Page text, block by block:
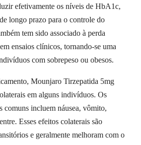
efetivamente os níveis de HbA1c,
longo prazo para o controle do
tem sido associado à perda
ensaios clínicos, tornando-se uma
com sobrepeso ou obesos.
Mounjaro Tirzepatida 5mg
em alguns indivíduos. Os
comuns incluem náusea, vômito,
Esses efeitos colaterais são
e geralmente melhoram com o